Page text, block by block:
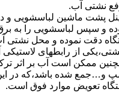
نشتی آب.
پنل ﭘﺸﺖ ﻣﺎﺷﯿﻦ لباسشویی و
و ﺳﭙﺲ لباسشویی را ﺑﻪ
دقت نموده و ﻣﺤﻞ نشتی
از رابطهای
ﻣﻤﮑﻦ اﺳﺖ آب بر اثر
و…جمع شده ﺑﺎﺷﺪ،ﮐﻪ در
ﺗﻌﻮﯾﺾ ﻣﻮارد ﻓﻮق اﺳﺖ.